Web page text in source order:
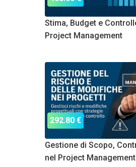
Stima, Budget e
Project Management
292.80 €
Gestione di Scopo,
nel Project Management